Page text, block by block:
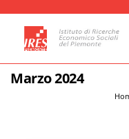
Marzo 2024